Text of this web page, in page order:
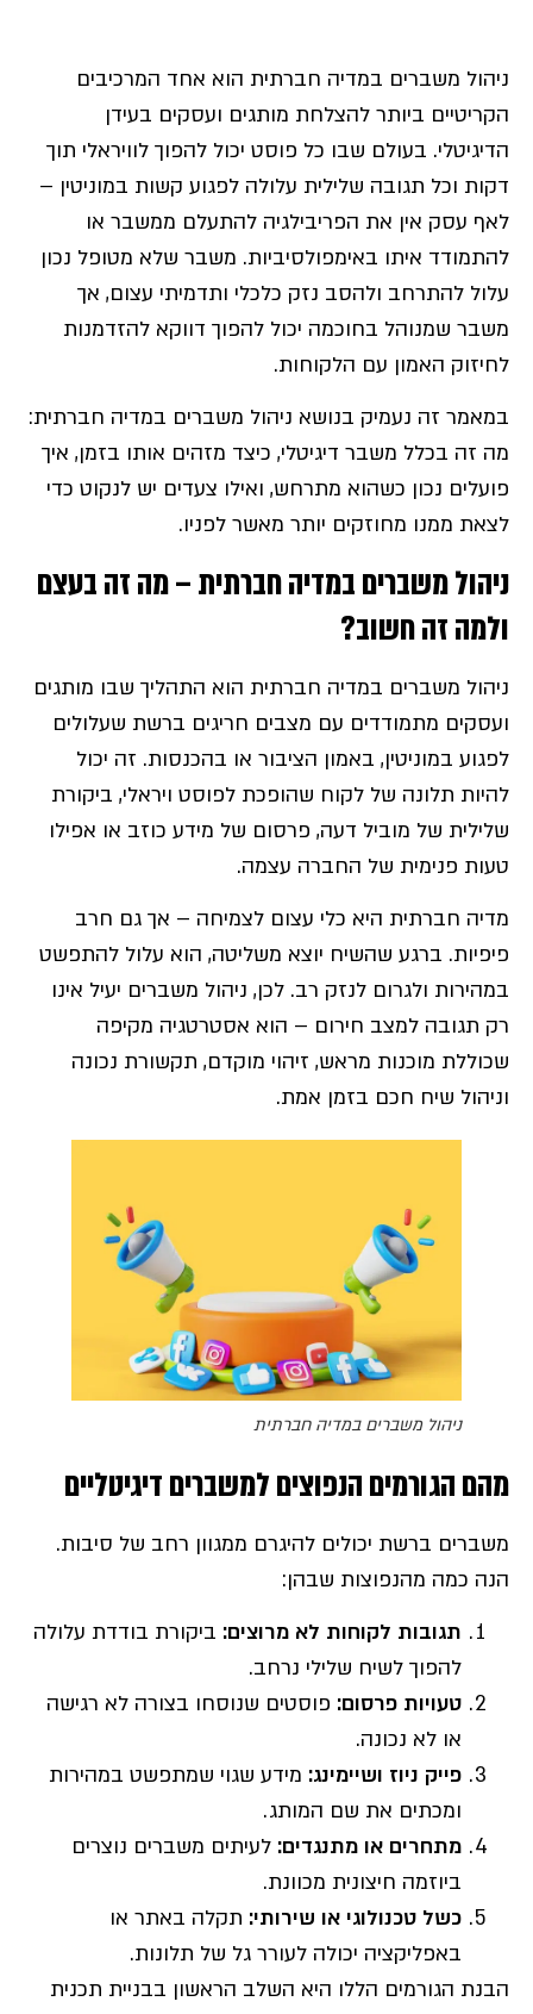
ניהול משברים במדיה חברתית הוא אחד המרכיבים
הקריטיים ביותר להצלחת מותגים ועסקים בעידן
הדיגיטלי. בעולם שבו כל פוסט יכול להפוך לוויראלי תוך
דקות וכל תגובה שלילית עלולה לפגוע קשות במוניטין –
לאף עסק אין את הפריבילגיה להתעלם ממשבר או
להתמודד איתו באימפולסיביות. משבר שלא מטופל נכון
עלול להתרחב ולהסב נזק כלכלי ותדמיתי עצום, אך
משבר שמנוהל בחוכמה יכול להפוך דווקא להזדמנות
לחיזוק האמון עם הלקוחות.
במאמר זה נעמיק בנושא ניהול משברים במדיה חברתית:
מה זה בכלל משבר דיגיטלי, כיצד מזהים אותו בזמן, איך
פועלים נכון כשהוא מתרחש, ואילו צעדים יש לנקוט כדי
לצאת ממנו מחוזקים יותר מאשר לפניו.
ניהול משברים במדיה חברתית – מה זה בעצם
ולמה זה חשוב?
ניהול משברים במדיה חברתית הוא התהליך שבו מותגים
ועסקים מתמודדים עם מצבים חריגים ברשת שעלולים
לפגוע במוניטין, באמון הציבור או בהכנסות. זה יכול
להיות תלונה של לקוח שהופכת לפוסט ויראלי, ביקורת
שלילית של מוביל דעה, פרסום של מידע כוזב או אפילו
טעות פנימית של החברה עצמה.
מדיה חברתית היא כלי עצום לצמיחה – אך גם חרב
פיפיות. ברגע שהשיח יוצא משליטה, הוא עלול להתפשט
במהירות ולגרום לנזק רב. לכן, ניהול משברים יעיל אינו
רק תגובה למצב חירום – הוא אסטרטגיה מקיפה
שכוללת מוכנות מראש, זיהוי מוקדם, תקשורת נכונה
וניהול שיח חכם בזמן אמת.
ניהול משברים במדיה חברתית
מהם הגורמים הנפוצים למשברים דיגיטליים
משברים ברשת יכולים להיגרם ממגוון רחב של סיבות.
הנה כמה מהנפוצות שבהן:
תגובות לקוחות לא מרוצים: ביקורת בודדת עלולה
להפוך לשיח שלילי נרחב.
טעויות פרסום: פוסטים שנוסחו בצורה לא רגישה
או לא נכונה.
פייק ניוז ושיימינג: מידע שגוי שמתפשט במהירות
ומכתים את שם המותג.
מתחרים או מתנגדים: לעיתים משברים נוצרים
ביוזמה חיצונית מכוונת.
כשל טכנולוגי או שירותי: תקלה באתר או
באפליקציה יכולה לעורר גל של תלונות.
הבנת הגורמים הללו היא השלב הראשון בבניית תכנית